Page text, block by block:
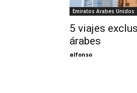
Emiratos Arabes Unidos
5 viajes
árabes
alfonso